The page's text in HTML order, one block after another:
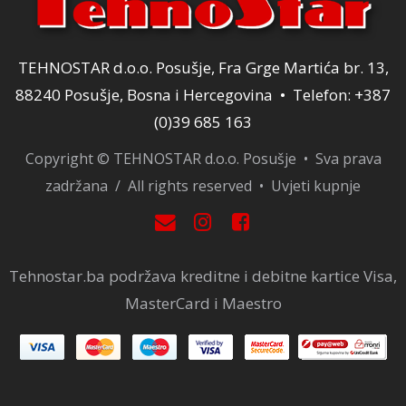
TEHNOSTAR d.o.o. Posušje, Fra Grge Martića br. 13,
88240 Posušje, Bosna i Hercegovina • Telefon: +387
(0)39 685 163
Copyright © TEHNOSTAR d.o.o. Posušje • Sva prava
zadržana / All rights reserved • Uvjeti kupnje
Tehnostar.ba podržava kreditne i debitne kartice Visa,
MasterCard i Maestro